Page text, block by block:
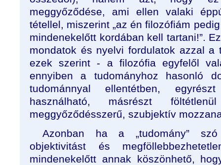
meggyőződése, ami ellen valaki
tétellel, miszerint „az én filozófiám
mindenekelőtt kordában kell tartani!”.
mondatok és nyelvi fordulatok azzal a
ezek szerint - a filozófia egyfelől
ennyiben a tudományhoz hasonló
tudománnyal ellentétben,
használható, másrészt
meggyőződésszerű, szubjektív
Azonban ha a „tudomány”
objektivitást és
mindenekelőtt annak köszönhető,